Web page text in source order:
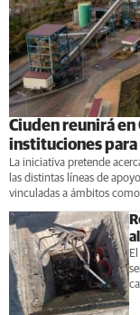
Ciuden reunirá en
instituciones
La iniciativa pretende
las distintas líneas de
vinculadas a ámbitos